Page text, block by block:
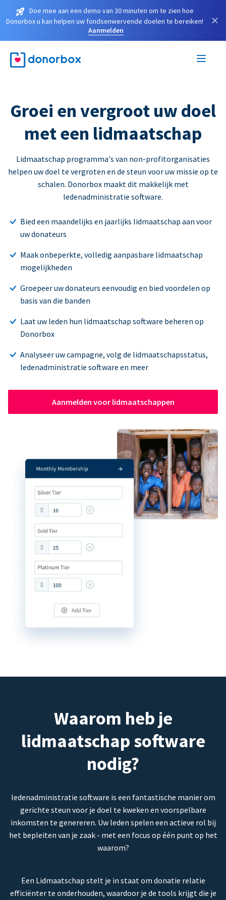
Doe mee aan een demo van 30 minuten om te zien hoe
Donorbox u kan helpen uw fondsenwervende doelen te bereiken!
Aanmelden
×
Groei en vergroot uw doel
met een lidmaatschap
Lidmaatschap programma's van non-profitorganisaties
helpen uw doel te vergroten en de steun voor uw missie op te
schalen. Donorbox maakt dit makkelijk met
ledenadministratie software.
Bied een maandelijks en jaarlijks lidmaatschap aan voor
uw donateurs
Maak onbeperkte, volledig aanpasbare lidmaatschap
mogelijkheden
Groepeer uw donateurs eenvoudig en bied voordelen op
basis van die banden
Laat uw leden hun lidmaatschap software beheren op
Donorbox
Analyseer uw campagne, volg de lidmaatschapsstatus,
ledenadministratie software en meer
Aanmelden voor lidmaatschappen
Waarom heb je
lidmaatschap software
nodig?
ledenadministratie software is een fantastische manier om
gerichte steun voor je doel te kweken en voorspelbare
inkomsten te genereren. Uw leden spelen een actieve rol bij
het bepleiten van je zaak - met een focus op één punt op het
waarom?
Een Lidmaatschap stelt je in staat om donatie relatie
efficiënter te onderhouden, waardoor je de tools krijgt die je